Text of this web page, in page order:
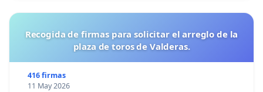
Recogida de firmas para solicitar el arreglo de la
plaza de toros de Valderas.
416 firmas
11 May 2026